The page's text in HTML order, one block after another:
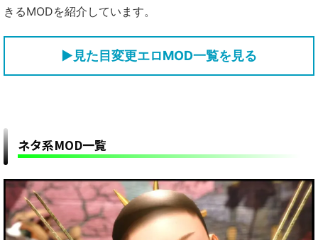
きるMODを紹介しています。
▶見た目変更エロMOD一覧を見る
ネタ系MOD一覧